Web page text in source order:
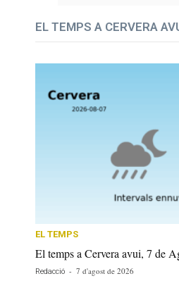
EL TEMPS A CERVERA
EL TEMPS
El temps a Cervera avui, 7 de
Redacció - 7 d'agost de 2026